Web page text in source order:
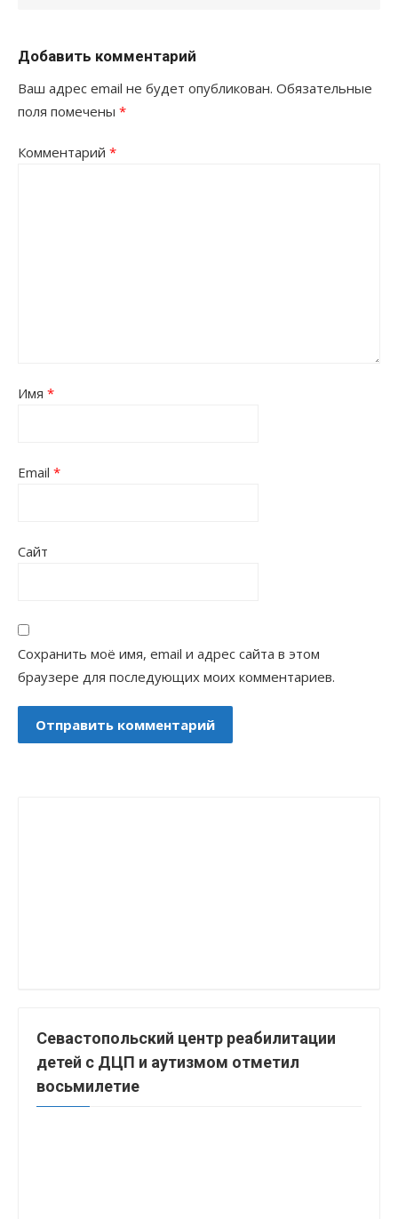
Добавить комментарий
Ваш адрес email не будет опубликован. Обязательные
поля помечены *
Комментарий *
Имя *
Email *
Сайт
Сохранить моё имя, email и адрес сайта в этом
браузере для последующих моих комментариев.
Севастопольский центр реабилитации
детей с ДЦП и аутизмом отметил
восьмилетие